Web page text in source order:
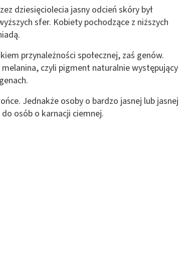
dziesięciolecia jasny odcień skóry był
sfer. Kobiety pochodzące z niższych
przynależności społecznej, zaś genów.
czyli pigment naturalnie występujący
Jednakże osoby o bardzo jasnej lub jasnej
osób o karnacji ciemnej.
źródeł